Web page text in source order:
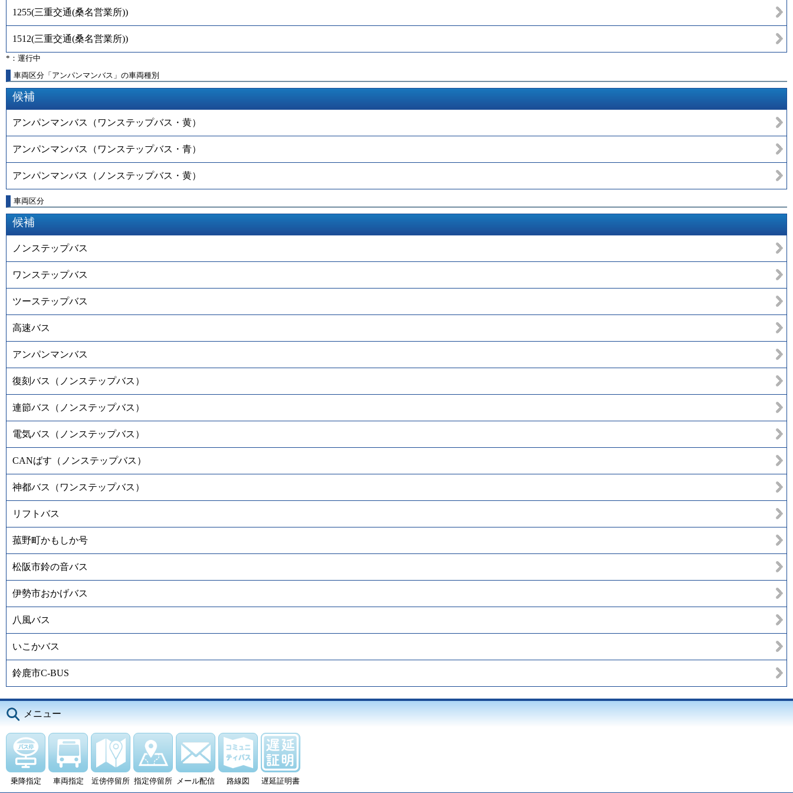
1255(三重交通(桑名営業所))
1512(三重交通(桑名営業所))
*：運行中
車両区分「アンパンマンバス」の車両種別
候補
アンパンマンバス（ワンステップバス・黄）
アンパンマンバス（ワンステップバス・青）
アンパンマンバス（ノンステップバス・黄）
車両区分
候補
ノンステップバス
ワンステップバス
ツーステップバス
高速バス
アンパンマンバス
復刻バス（ノンステップバス）
連節バス（ノンステップバス）
電気バス（ノンステップバス）
CANばす（ノンステップバス）
神都バス（ワンステップバス）
リフトバス
菰野町かもしか号
松阪市鈴の音バス
伊勢市おかげバス
八風バス
いこかバス
鈴鹿市C-BUS
メニュー
乗降指定 車両指定 近傍停留所 指定停留所 メール配信 路線図 遅延証明書